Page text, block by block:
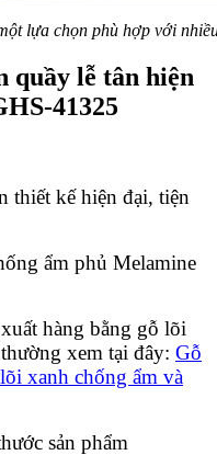
lựa chọn phù hợp với
quầy lễ tân hiện
41325
thiết kế hiện đại, tiện
ẩm phủ Melamine
hàng bằng gỗ lõi
xem tại đây: Gỗ
xanh chống ẩm và
sản phẩm